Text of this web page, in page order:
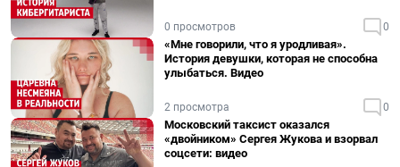
0 просмотров 0
«Мне говорили, что я уродливая».
История девушки, которая не способна
улыбаться. Видео
2 просмотра 0
Московский таксист оказался
«двойником» Сергея Жукова и взорвал
соцсети: видео